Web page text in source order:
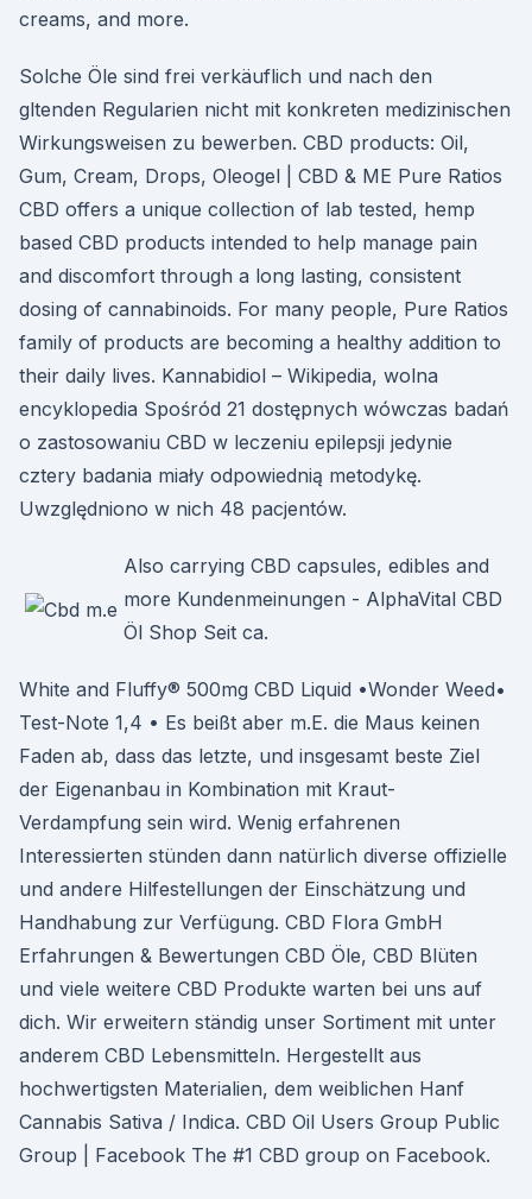
creams, and more.
Solche Öle sind frei verkäuflich und nach den
gltenden Regularien nicht mit konkreten medizinischen
Wirkungsweisen zu bewerben. CBD products: Oil,
Gum, Cream, Drops, Oleogel | CBD & ME Pure Ratios
CBD offers a unique collection of lab tested, hemp
based CBD products intended to help manage pain
and discomfort through a long lasting, consistent
dosing of cannabinoids. For many people, Pure Ratios
family of products are becoming a healthy addition to
their daily lives. Kannabidiol – Wikipedia, wolna
encyklopedia Spośród 21 dostępnych wówczas badań
o zastosowaniu CBD w leczeniu epilepsji jedynie
cztery badania miały odpowiednią metodykę.
Uwzględniono w nich 48 pacjentów.
Also carrying CBD capsules, edibles and
more Kundenmeinungen - AlphaVital CBD
Öl Shop Seit ca.
White and Fluffy® 500mg CBD Liquid •Wonder Weed•
Test-Note 1,4 • Es beißt aber m.E. die Maus keinen
Faden ab, dass das letzte, und insgesamt beste Ziel
der Eigenanbau in Kombination mit Kraut-
Verdampfung sein wird. Wenig erfahrenen
Interessierten stünden dann natürlich diverse offizielle
und andere Hilfestellungen der Einschätzung und
Handhabung zur Verfügung. CBD Flora GmbH
Erfahrungen & Bewertungen CBD Öle, CBD Blüten
und viele weitere CBD Produkte warten bei uns auf
dich. Wir erweitern ständig unser Sortiment mit unter
anderem CBD Lebensmitteln. Hergestellt aus
hochwertigsten Materialien, dem weiblichen Hanf
Cannabis Sativa / Indica. CBD Oil Users Group Public
Group | Facebook The #1 CBD group on Facebook.